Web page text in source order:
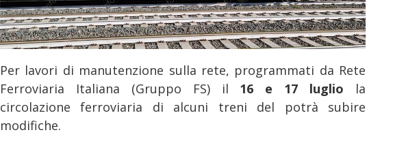
Per lavori di manutenzione sulla rete, programmati da Rete
Ferroviaria Italiana (Gruppo FS) il 16 e 17 luglio la
circolazione ferroviaria di alcuni treni del potrà subire
modifiche.